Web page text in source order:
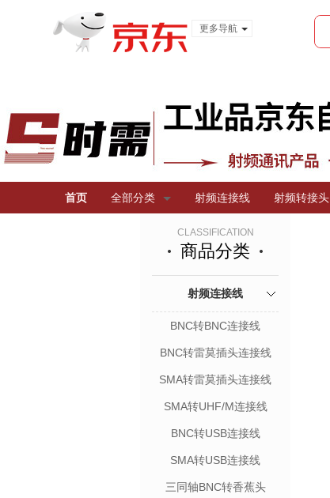
更多导航
首页 全部分类 射频连接线 射频转接头
CLASSIFICATION
商品分类
射频连接线
BNC转BNC连接线
BNC转雷莫插头连接线
SMA转雷莫插头连接线
SMA转UHF/M连接线
BNC转USB连接线
SMA转USB连接线
三同轴BNC转香蕉头